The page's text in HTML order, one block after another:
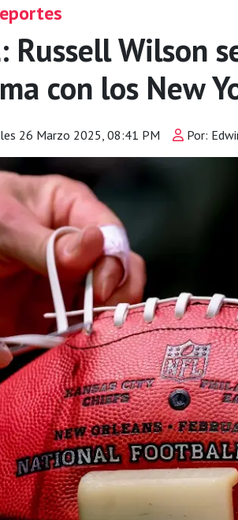
Russell Wilson
con los New
26 Marzo 2025, 08:41 PM Por: